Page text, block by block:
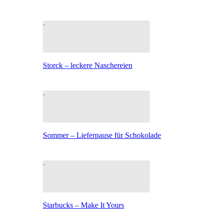
Storck – leckere Naschereien
Sommer – Lieferpause für Schokolade
Starbucks – Make It Yours